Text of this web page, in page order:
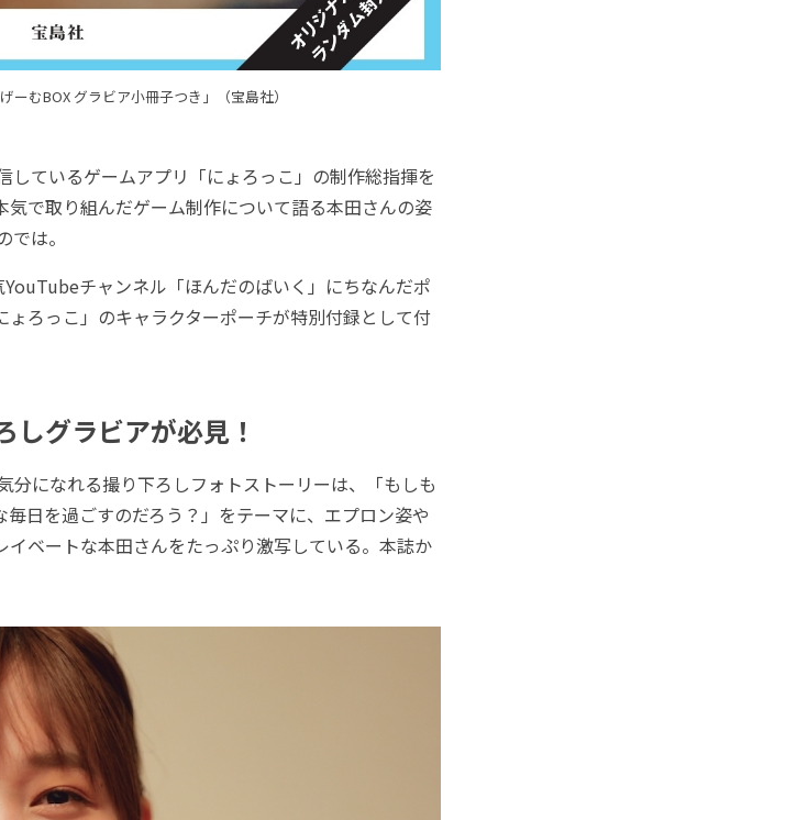
ーむBOX グラビア小冊子つき」（宝島社）
しているゲームアプリ「にょろっこ」の制作総指揮を
で取り組んだゲーム制作について語る本田さんの姿
は。
チャンネル「ほんだのばいく」にちなんだポ
ろっこ」のキャラクターポーチが特別付録として付
しグラビアが必見！
分になれる撮り下ろしフォトストーリーは、「もしも
日を過ごすのだろう？」をテーマに、エプロン姿や
ベートな本田さんをたっぷり激写している。本誌か